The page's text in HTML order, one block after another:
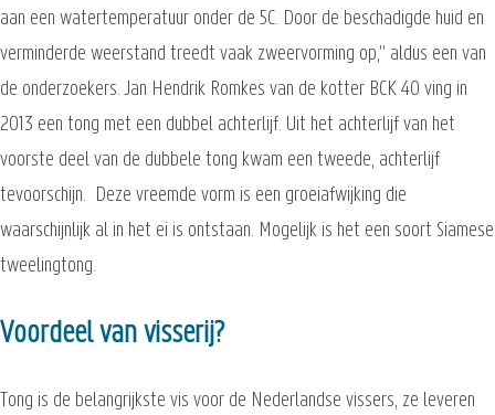
aan een watertemperatuur onder de 5C. Door de beschadigde huid en
verminderde weerstand treedt vaak zweervorming op," aldus een van
de onderzoekers. Jan Hendrik Romkes van de kotter BCK 40 ving in
2013 een tong met een dubbel achterlijf. Uit het achterlijf van het
voorste deel van de dubbele tong kwam een tweede, achterlijf
tevoorschijn. Deze vreemde vorm is een groeiafwijking die
waarschijnlijk al in het ei is ontstaan. Mogelijk is het een soort Siamese
tweelingtong.
Voordeel van visserij?
Tong is de belangrijkste vis voor de Nederlandse vissers, ze leveren